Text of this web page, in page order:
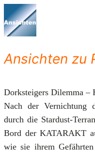
Zum
Inhalt
springen
Ansichten zu
Dorksteigers Dilemma –
Nach der Vernichtung
durch die Stardust-
Bord der KATARAKT
wie sie ihrem